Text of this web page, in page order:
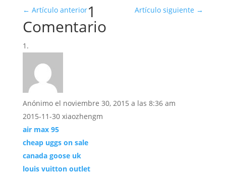
← Artículo anterior Artículo siguiente →
1
Comentario
Anónimo el noviembre 30, 2015 a las 8:36 am
2015-11-30 xiaozhengm
air max 95
cheap uggs on sale
canada goose uk
louis vuitton outlet